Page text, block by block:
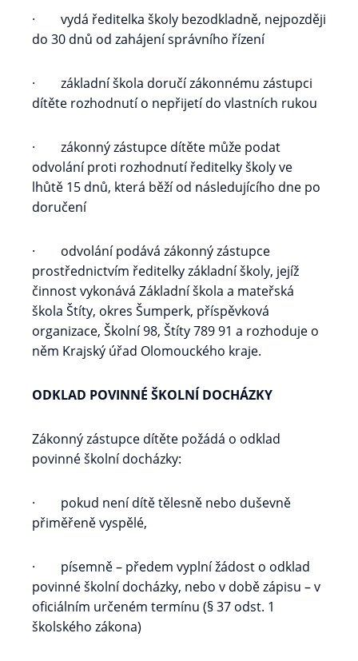
· vydá ředitelka školy bezodkladně, nejpozději
do 30 dnů od zahájení správního řízení
· základní škola doručí zákonnému zástupci
dítěte rozhodnutí o nepřijetí do vlastních rukou
· zákonný zástupce dítěte může podat
odvolání proti rozhodnutí ředitelky školy ve
lhůtě 15 dnů, která běží od následujícího dne po
doručení
· odvolání podává zákonný zástupce
prostřednictvím ředitelky základní školy, jejíž
činnost vykonává Základní škola a mateřská
škola Štíty, okres Šumperk, příspěvková
organizace, Školní 98, Štíty 789 91 a rozhoduje o
něm Krajský úřad Olomouckého kraje.
ODKLAD POVINNÉ ŠKOLNÍ DOCHÁZKY
Zákonný zástupce dítěte požádá o odklad
povinné školní docházky:
· pokud není dítě tělesně nebo duševně
přiměřeně vyspělé,
· písemně – předem vyplní žádost o odklad
povinné školní docházky, nebo v době zápisu – v
oficiálním určeném termínu (§ 37 odst. 1
školského zákona)